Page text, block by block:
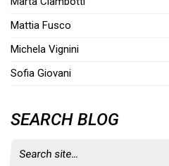
Mattia Fusco
Michela Vignini
Sofia Giovani
SEARCH BLOG
for: